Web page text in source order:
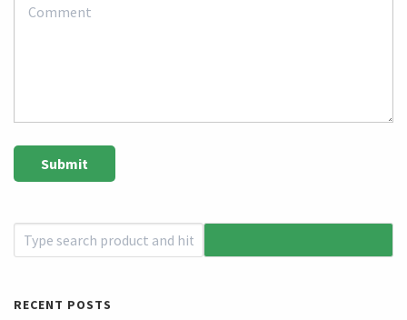
RECENT POSTS